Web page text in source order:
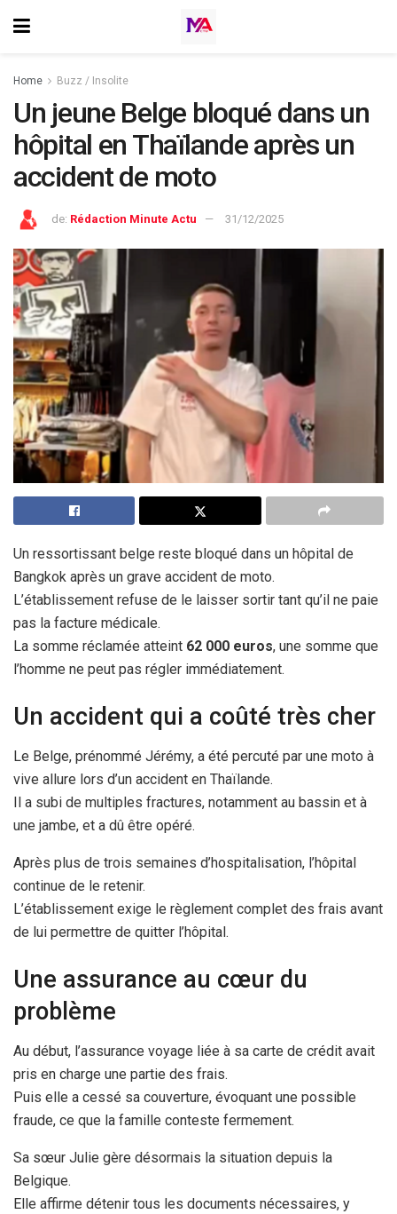
Home Buzz / Insolite
Un jeune Belge bloqué dans un
hôpital en Thaïlande après un
accident de moto
de: Rédaction Minute Actu 31/12/2025
Un ressortissant belge reste bloqué dans un hôpital de
Bangkok après un grave accident de moto.
L’établissement refuse de le laisser sortir tant qu’il ne paie
pas la facture médicale.
La somme réclamée atteint 62 000 euros, une somme que
l’homme ne peut pas régler immédiatement.
Un accident qui a coûté très cher
Le Belge, prénommé Jérémy, a été percuté par une moto à
vive allure lors d’un accident en Thaïlande.
Il a subi de multiples fractures, notamment au bassin et à
une jambe, et a dû être opéré.
Après plus de trois semaines d’hospitalisation, l’hôpital
continue de le retenir.
L’établissement exige le règlement complet des frais avant
de lui permettre de quitter l’hôpital.
Une assurance au cœur du
problème
Au début, l’assurance voyage liée à sa carte de crédit avait
pris en charge une partie des frais.
Puis elle a cessé sa couverture, évoquant une possible
fraude, ce que la famille conteste fermement.
Sa sœur Julie gère désormais la situation depuis la
Belgique.
Elle affirme détenir tous les documents nécessaires, y